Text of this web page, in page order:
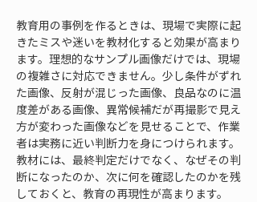
教育用の事例を作るときは、現場で実際に起
きたミスや迷いを教材化すると効果が高まり
ます。理想的なサンプル画像だけでは、現場
の複雑さに対応できません。少し条件がずれ
た画像、反射が混じった画像、良品なのに温
度差がある画像、異常候補だが再撮影で見え
方が変わった画像などを見せることで、作業
者は実務に近い判断力を身につけられます。
教材には、最終判定だけでなく、なぜその判
断になったのか、次に何を確認したのかを残
しておくと、教育の再現性が高まります。